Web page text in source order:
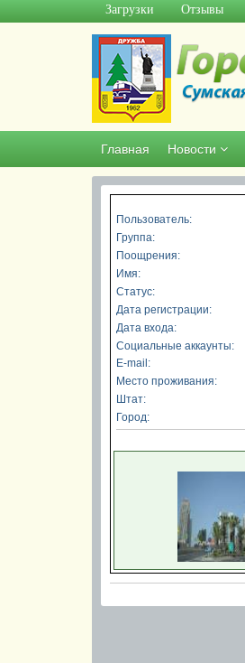
Загрузки Отзывы
Главная Новости
Пользователь:
Группа:
Поощрения:
Имя:
Статус:
Дата регистрации:
Дата входа:
Социальные аккаунты:
E-mail:
Место проживания:
Штат:
Город: